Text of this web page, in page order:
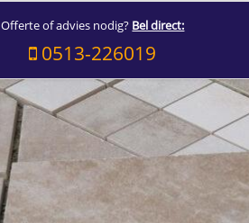
Offerte of advies nodig? Bel direct:
0513-226019